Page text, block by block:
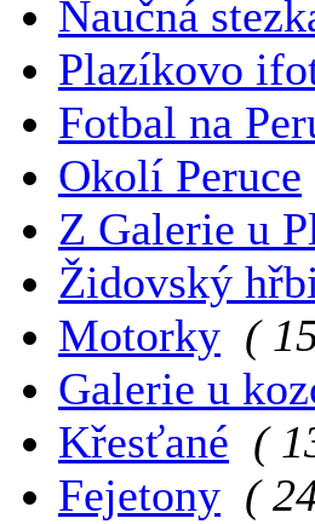
Naučná
Plazíkovo
Fotbal na
Okolí Peruce
Z Galerie u
Židovský
Motorky (
Galerie u
Křesťané (
Fejetony (